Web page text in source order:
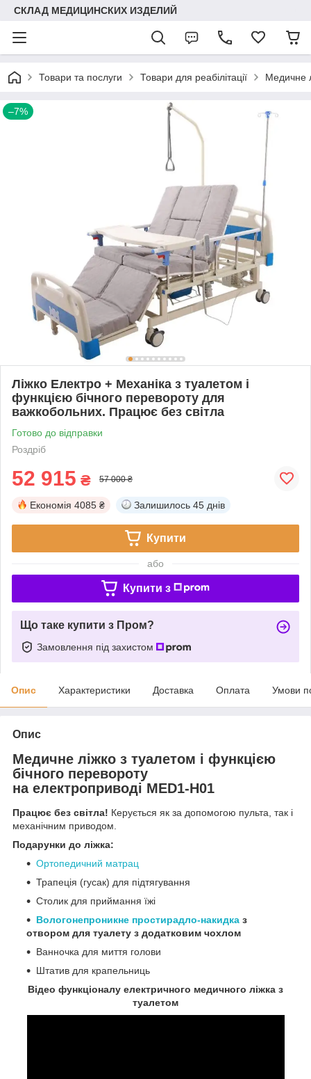
СКЛАД МЕДИЦИНСКИХ ИЗДЕЛИЙ
Товари та послуги Товари для реабілітації Медичне
–7%
Ліжко Електро + Механіка з туалетом і
функцією бічного перевороту для
важкобольних. Працює без світла
Готово до відправки
Роздріб
52 915 ₴ 57 000 ₴
Економія 4085 ₴ Залишилось 45 днів
Купити
або
Купити з
Що таке купити з Пром?
Замовлення під захистом
Опис Характеристики Доставка Оплата Умови
Опис
Медичне ліжко з туалетом і функцією
бічного перевороту
на електроприводі MED1-H01
Працює без світла! Керується як за допомогою пульта, так і
механічним приводом.
Подарунки до ліжка:
Ортопедичний матрац
Трапеція (гусак) для підтягування
Столик для приймання їжі
Вологонепроникне простирадло-накидка з
отвором для туалету з додатковим чохлом
Ванночка для миття голови
Штатив для крапельниць
Відео функціоналу електричного медичного ліжка з
туалетом